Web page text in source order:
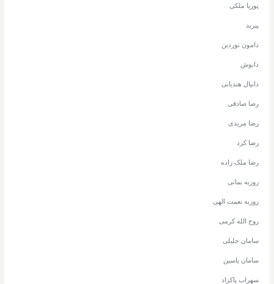
پوریا ملکی
پیربد
دامون نوردین
دانوش
دانیال هندیانی
رضا صادقی
رضا مریدی
رضا کرد
رضا ملک زاده
روزبه بمانی
روزبه نعمت الهی
روح الله کرمی
سامان جلیلی
سامان یاسین
سهراب پاکزاد